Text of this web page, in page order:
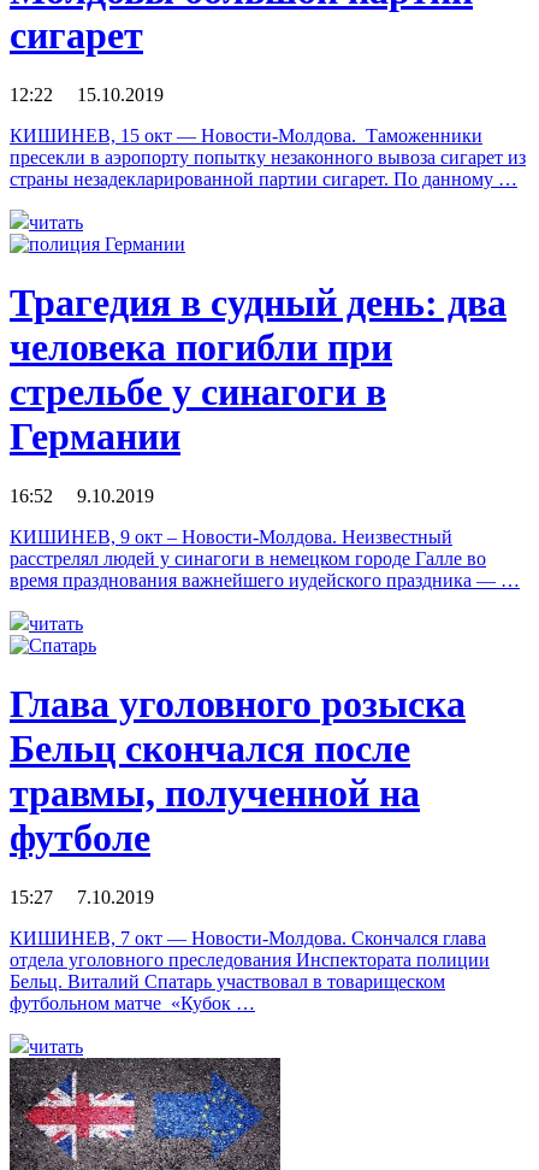
сигарет
12:22 15.10.2019
КИШИНЕВ, 15 окт — Новости-Молдова. Таможенники
пресекли в аэропорту попытку незаконного вывоза сигарет из
страны незадекларированной партии сигарет. По данному …
читать
Трагедия в судный день: два
человека погибли при
стрельбе у синагоги в
Германии
16:52 9.10.2019
КИШИНЕВ, 9 окт – Новости-Молдова. Неизвестный
расстрелял людей у синагоги в немецком городе Галле во
время празднования важнейшего иудейского праздника — …
читать
Глава уголовного розыска
Бельц скончался после
травмы, полученной на
футболе
15:27 7.10.2019
КИШИНЕВ, 7 окт — Новости-Молдова. Скончался глава
отдела уголовного преследования Инспектората полиции
Бельц. Виталий Спатарь участвовал в товарищеском
футбольном матче «Кубок …
читать